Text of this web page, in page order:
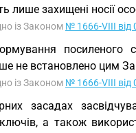
захищені носії
із Законом № 1666-VIII від
посиленого
не встановлено цим
із Законом № 1666-VIII від
засадах
а також